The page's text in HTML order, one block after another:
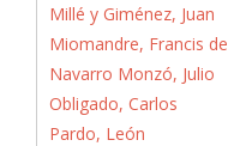
Millé y Giménez, Juan
Miomandre, Francis de
Navarro Monzó, Julio
Obligado, Carlos
Pardo, León